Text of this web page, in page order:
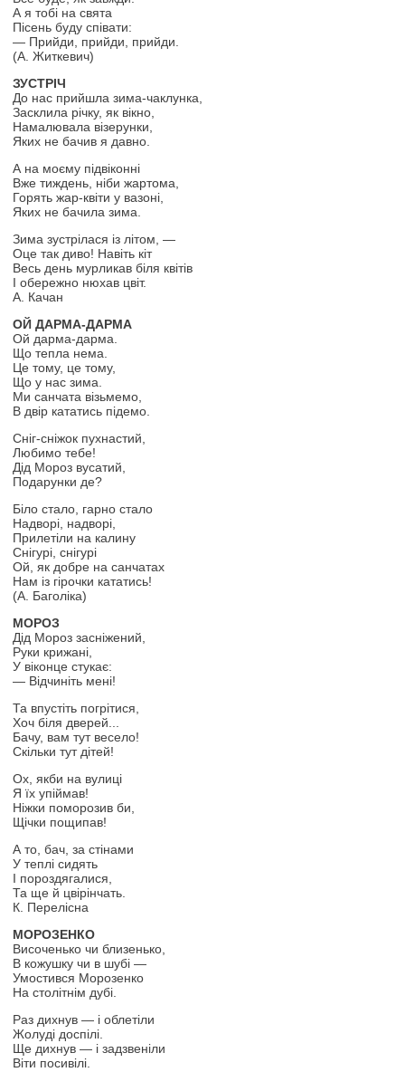
А я тобі на свята
Пісень буду співати:
— Прийди, прийди, прийди.
(А. Житкевич)
ЗУСТРІЧ
До нас прийшла зима-чаклунка,
Засклила річку, як вікно,
Намалювала візерунки,
Яких не бачив я давно.
А на моєму підвіконні
Вже тиждень, ніби жартома,
Горять жар-квіти у вазоні,
Яких не бачила зима.
Зима зустрілася із літом, —
Оце так диво! Навіть кіт
Весь день мурликав біля квітів
І обережно нюхав цвіт.
А. Качан
ОЙ ДАРМА-ДАРМА
Ой дарма-дарма.
Що тепла нема.
Це тому, це тому,
Що у нас зима.
Ми санчата візьмемо,
В двір кататись підемо.
Сніг-сніжок пухнастий,
Любимо тебе!
Дід Мороз вусатий,
Подарунки де?
Біло стало, гарно стало
Надворі, надворі,
Прилетіли на калину
Снігурі, снігурі
Ой, як добре на санчатах
Нам із гірочки кататись!
(А. Баголіка)
МОРОЗ
Дід Мороз засніжений,
Руки крижані,
У віконце стукає:
— Відчиніть мені!
Та впустіть погрітися,
Хоч біля дверей...
Бачу, вам тут весело!
Скільки тут дітей!
Ох, якби на вулиці
Я їх упіймав!
Ніжки поморозив би,
Щічки пощипав!
А то, бач, за стінами
У теплі сидять
І пороздягалися,
Та ще й цвірінчать.
К. Перелісна
МОРОЗЕНКО
Височенько чи близенько,
В кожушку чи в шубі —
Умостився Морозенко
На столітнім дубі.
Раз дихнув — і облетіли
Жолуді доспілі.
Ще дихнув — і задзвеніли
Віти посивілі.